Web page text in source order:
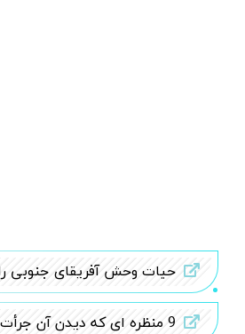
حیات وحش آفریقای جنوبی
9 منظره ای که دیدن آن جرأت می خواهد